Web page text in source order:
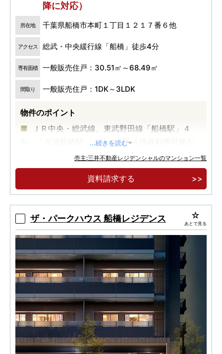
降に対応）
所在地 千葉県船橋市本町１丁目１２１７番６他
アクセス 総武・中央緩行線「船橋」徒歩4分
専有面積 一般販売住戸：30.51㎡～68.49㎡
間取り 一般販売住戸：1DK～3LDK
物件のポイント
ＪＲ中央・総武線、東武野田線「船橋駅」４
分、「京成船橋駅」２分の２駅４路線利用可能な
東武百貨店・シャポー船橋等、徒歩５分圏内に
...続きを読む
売主:三井不動産レジデンシャルのマンション一覧
資料請求する
ザ・パークハウス 船橋レジデンス あとで見る